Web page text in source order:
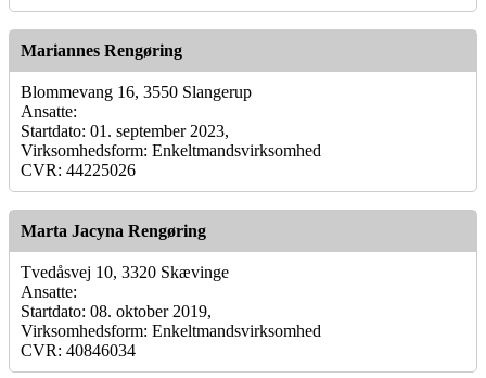
Mariannes Rengøring
Blommevang 16, 3550 Slangerup
Ansatte:
Startdato: 01. september 2023,
Virksomhedsform: Enkeltmandsvirksomhed
CVR: 44225026
Marta Jacyna Rengøring
Tvedåsvej 10, 3320 Skævinge
Ansatte:
Startdato: 08. oktober 2019,
Virksomhedsform: Enkeltmandsvirksomhed
CVR: 40846034